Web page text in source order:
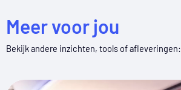
Meer voor jou
Bekijk andere inzichten, tools of afleveringen: